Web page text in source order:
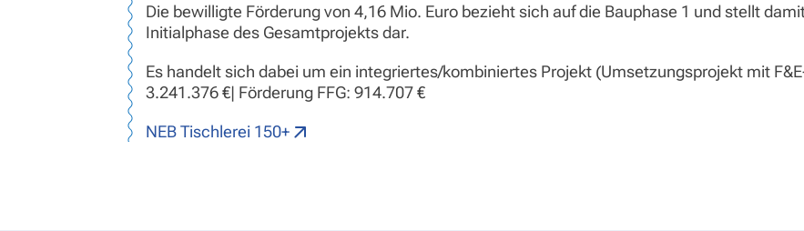
Die bewilligte Förderung von 4,16 Mio. Euro bezieht sich auf die Bauphase 1 und stellt
Initialphase des Gesamtprojekts dar.
Es handelt sich dabei um ein integriertes/kombiniertes Projekt (Umsetzungsprojekt mit
3.241.376 €| Förderung FFG: 914.707 €
NEB Tischlerei 150+